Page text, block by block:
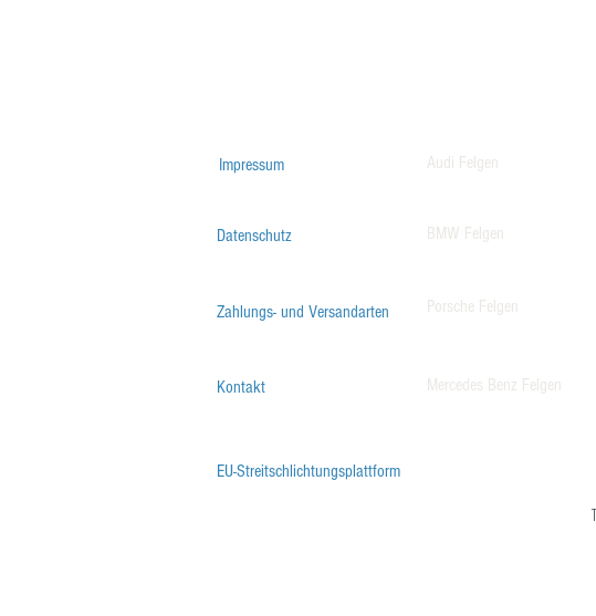
Impressum
Datenschutz
Zahlungs- und Versandarten
Kontakt
Audi Felgen
BMW Felgen
Porsche Felgen
Mercedes Benz Felgen
EU-Streitschlichtungsplattform